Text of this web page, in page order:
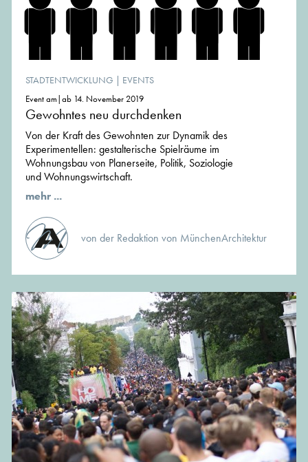
STADTENTWICKLUNG | EVENTS
Event am|ab 14. November 2019
Gewohntes neu durchdenken
Von der Kraft des Gewohnten zur Dynamik des
Experimentellen: gestalterische Spielräume im
Wohnungsbau von Planerseite, Politik, Soziologie
und Wohnungswirtschaft.
mehr ...
von der Redaktion von MünchenArchitektur